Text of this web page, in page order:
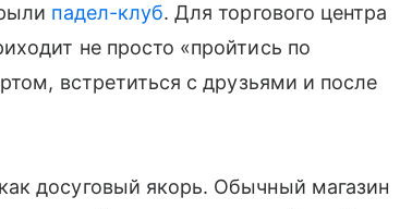
падел-клуб. Для торгового центра
не просто «пройтись по
встретиться с друзьями и после
досуговый якорь. Обычный магазин